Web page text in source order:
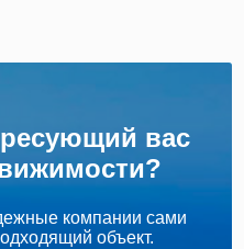
вас
компании сами
объект.